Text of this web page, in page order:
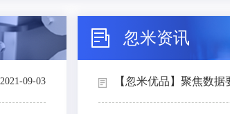
2021-09-03
忽米资讯
【忽米优品】聚焦数